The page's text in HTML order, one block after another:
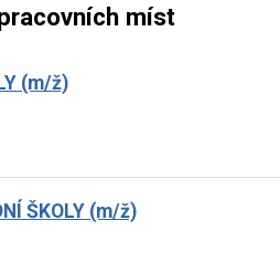
míst
(m/ž)
ŠKOLY (m/ž)